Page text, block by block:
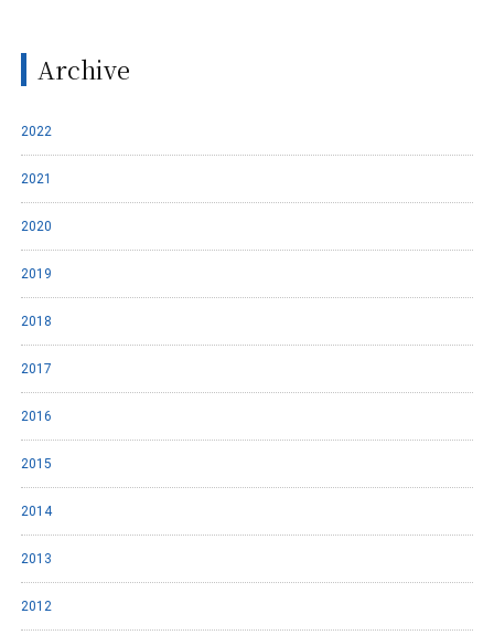
Archive
2022
2021
2020
2019
2018
2017
2016
2015
2014
2013
2012